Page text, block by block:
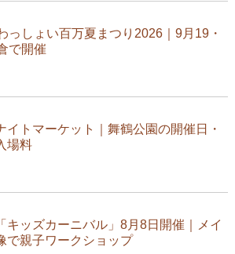
っしょい百万夏まつり2026｜9月19・
で開催
イトマーケット｜舞鶴公園の開催日・
場料
キッズカーニバル」8月8日開催｜メイ
で親子ワークショップ